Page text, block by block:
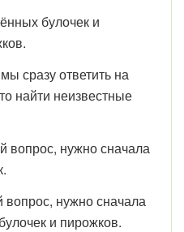
булочек и
сразу ответить на
найти неизвестные
вопрос, нужно сначала
вопрос, нужно сначала
и пирожков.